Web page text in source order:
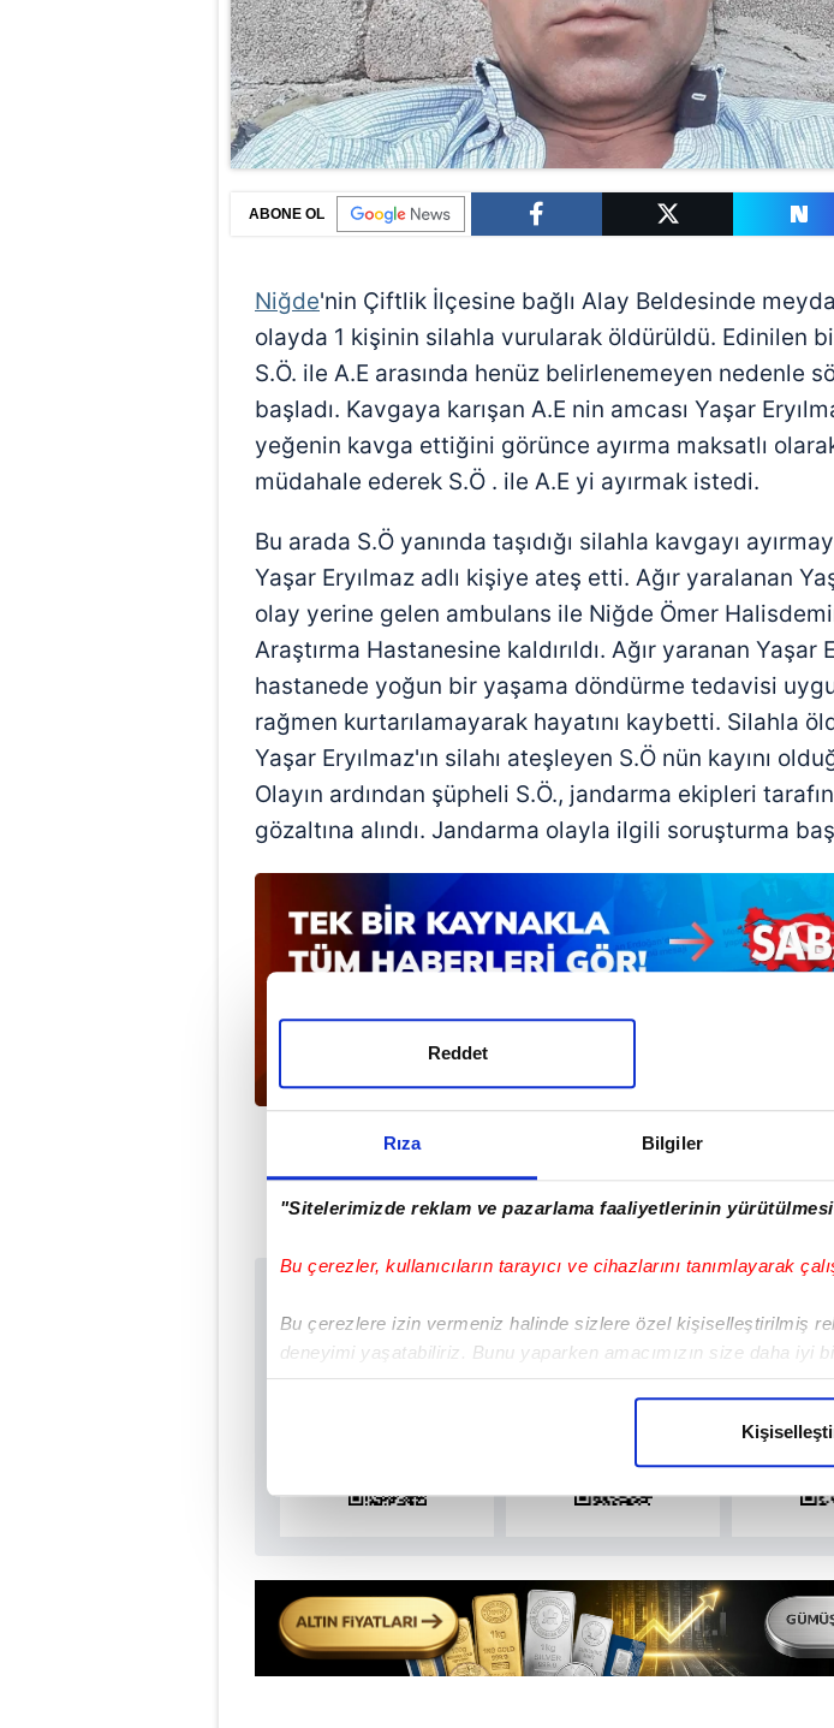
Rıza Bilgiler
"Sitelerimizde reklam ve pazarlama faaliyetlerinin yürütülmesi
Bu çerezler, kullanıcıların tarayıcı ve cihazlarını tanımlayarak
Bu çerezlere izin vermeniz halinde sizlere özel kişiselleştirilmiş
deneyimi yaşatabiliriz. Bunu yaparken amacımızın size daha
içerikleri sunabilmek adına elimizden gelen çabayı
Her halükârda, kullanıcılar, bu çerezlere izin vermedikleri
çerezler vasıtasıyla çeşitli kişisel verileriniz işlenmekte olup
amacıyla kullanılmaktadır. Diğer çerezler, sitemizin daha işlevsel
reklam/pazarlama faaliyetlerinin yapılması, amaçlarıyla sınırlı
Çerezlere ilişkin tercihlerinizi aşağıda yer alan panel vasıtasıyla
Reddet
ABONE OL
Niğde'nin Çiftlik İlçesine bağlı Alay Beldesinde
olayda 1 kişinin silahla vurularak öldürüldü. Edinilen
S.Ö. ile A.E arasında henüz belirlenemeyen nedenle
başladı. Kavgaya karışan A.E nin amcası Yaşar
yeğenin kavga ettiğini görünce ayırma maksatlı
müdahale ederek S.Ö . ile A.E yi ayırmak istedi.
Bu arada S.Ö yanında taşıdığı silahla kavgayı
Yaşar Eryılmaz adlı kişiye ateş etti. Ağır yaralanan
olay yerine gelen ambulans ile Niğde Ömer
Araştırma Hastanesine kaldırıldı. Ağır yaranan Yaşar
hastanede yoğun bir yaşama döndürme tedavisi
rağmen kurtarılamayarak hayatını kaybetti. Silahla
Yaşar Eryılmaz'ın silahı ateşleyen S.Ö nün kayını
Olayın ardından şüpheli S.Ö., jandarma ekipleri
gözaltına alındı. Jandarma olayla ilgili soruşturma
Uygulamalara Özel Ayrıcalıkları Keşfedin!